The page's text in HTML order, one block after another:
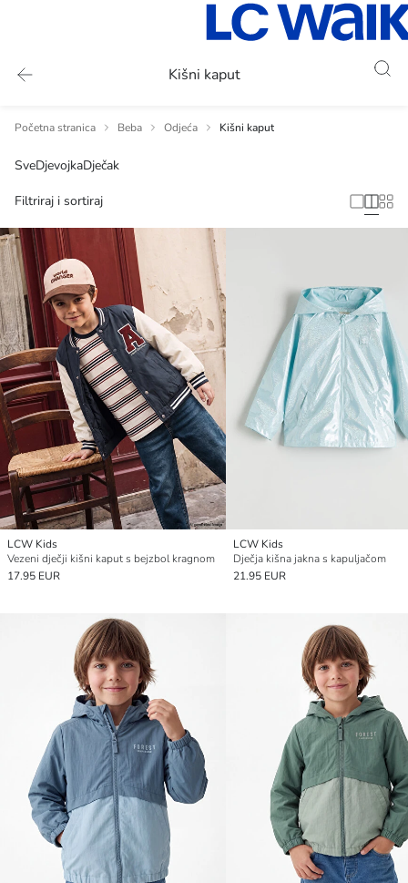
Kišni kaput
Početna stranica Beba Odjeća Kišni kaput
SveDjevojkaDječak
Filtriraj i sortiraj
LCW Kids
Vezeni dječji kišni kaput s bejzbol kragnom
17.95 EUR
LCW Kids
Dječja kišna jakna s kapuljačom
21.95 EUR